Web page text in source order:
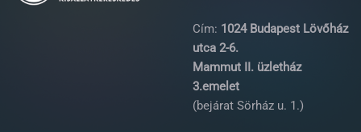
Cím: 1024 Budapest Lövőház
utca 2-6.
Mammut II. üzletház
3.emelet
(bejárat Sörház u. 1.)